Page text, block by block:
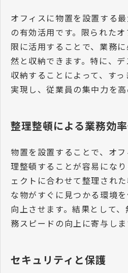
オフィスに物置を設置する
の有効活用です。限られた
限に活用することで、業務
然と収納できます。特に、
収納することによって、す
実現し、従業員の集中力を高
整理整頓による業務効
物置を設置することで、オ
理整頓することが容易にな
ェクトに合わせて整理され
な物がすぐに見つかる環境
向上させます。結果として
務スピードの向上に寄与しま
セキュリティと保護